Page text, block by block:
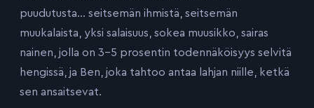
puudutusta… seitsemän ihmistä, seitsemän
muukalaista, yksi salaisuus, sokea muusikko, sairas
nainen, jolla on 3-5 prosentin todennäköisyys selvitä
hengissä, ja Ben, joka tahtoo antaa lahjan niille, ketkä
sen ansaitsevat.